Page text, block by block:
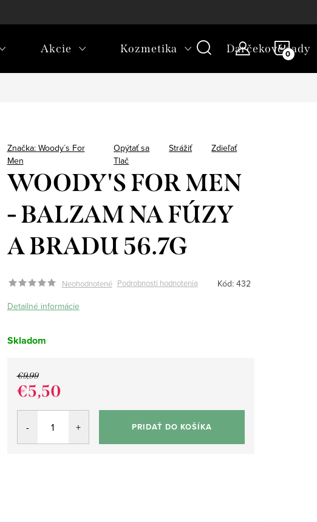
Akcie Kozmetika Darčekové sady
WOODY'S FOR MEN
- BALZAM NA FÚZY
A BRADU 56.7G
Neohodnotené Podrobnosti hodnotenia Kód: 432
Detailné informácie
Skladom
€9,99
€5,50
Jednotková
PRIDAŤ DO KOŠÍKA
Značka: Woody´s For
Men
Tlač
Opýtať sa Strážiť Zdieľať